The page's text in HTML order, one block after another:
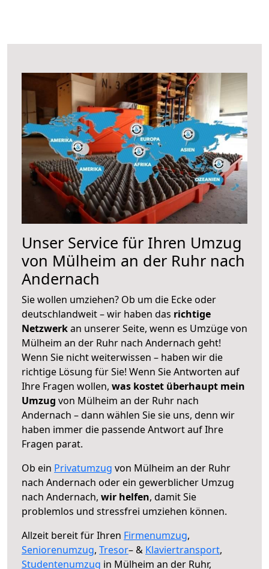
Unser Service für Ihren Umzug
von Mülheim an der Ruhr nach
Andernach
Sie wollen umziehen? Ob um die Ecke oder
deutschlandweit – wir haben das richtige
Netzwerkan unserer Seite, wenn es Umzüge von
Mülheim an der Ruhr nach Andernach geht!
Wenn Sie nicht weiterwissen – haben wir die
richtige Lösung für Sie! Wenn Sie Antworten auf
Ihre Fragen wollen, was kostet überhaupt mein
Umzug von Mülheim an der Ruhr nach
Andernach – dann wählen Sie sie uns, denn wir
haben immer die passende Antwort auf Ihre
Fragen parat.
Ob ein Privatumzug von Mülheim an der Ruhr
nach Andernach oder ein gewerblicher Umzug
nach Andernach, wir helfen, damit Sie
problemlos und stressfrei umziehen können.
Allzeit bereit für Ihren Firmenumzug,
Seniorenumzug, Tresor– & Klaviertransport,
Studentenumzug in Mülheim an der Ruhr,